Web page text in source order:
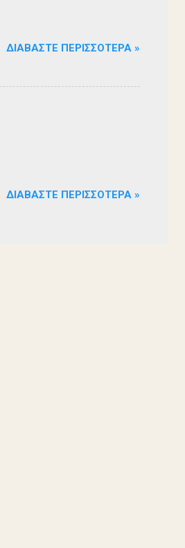
ΔΙΑΒΆΣΤΕ ΠΕΡΙΣΣΌΤΕΡΑ »
ΔΙΑΒΆΣΤΕ ΠΕΡΙΣΣΌΤΕΡΑ »